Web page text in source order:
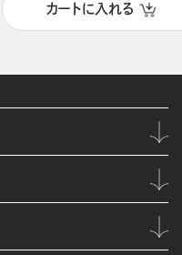
カートに入れる